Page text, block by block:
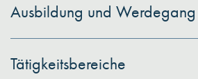
Ausbildung und Werdegang
Tätigkeitsbereiche